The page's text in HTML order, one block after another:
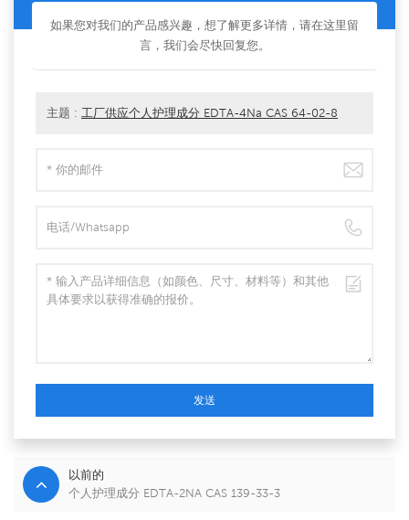
如果您对我们的产品感兴趣，想了解更多详情，请在这里留
言，我们会尽快回复您。
主题 : 工厂供应个人护理成分 EDTA-4Na CAS 64-02-8
发送
以前的
个人护理成分 EDTA-2NA CAS 139-33-3